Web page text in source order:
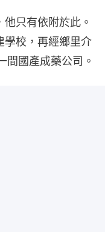
只有依附於此。
學校，再經鄉里介
間國產成藥公司。